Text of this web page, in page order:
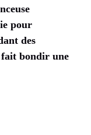
pour
des
fait bondir une